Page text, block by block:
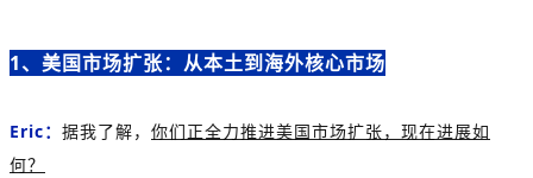
1、美国市场扩张：从本土到海外核心市场
Eric： 据我了解， 你们正全力推进美国市场扩张，现在进展如
何？